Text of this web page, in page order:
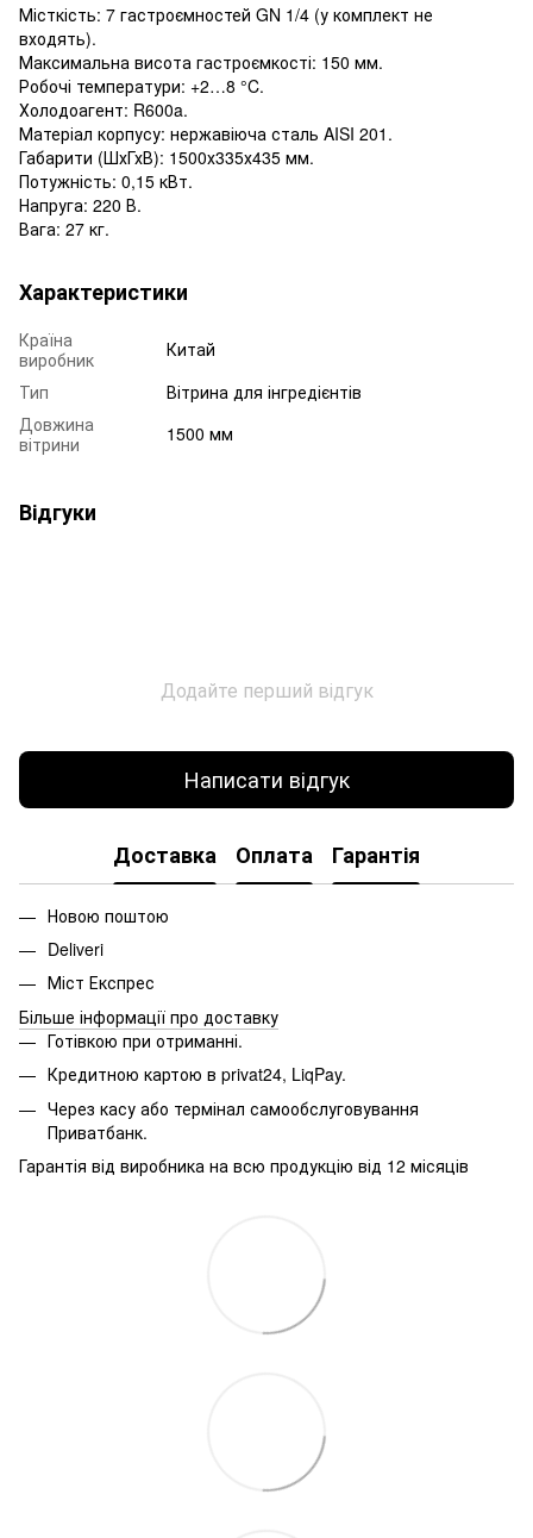
Місткість: 7 гастроємностей GN 1/4 (у комплект не
входять).
Максимальна висота гастроємкості: 150 мм.
Робочі температури: +2…8 °C.
Холодоагент: R600a.
Матеріал корпусу: нержавіюча сталь AISI 201.
Габарити (ШхГхВ): 1500х335х435 мм.
Потужність: 0,15 кВт.
Напруга: 220 В.
Вага: 27 кг.
Характеристики
Країна
виробник
Китай
Тип
Вітрина для інгредієнтів
Довжина
вітрини
1500 мм
Відгуки
Додайте перший відгук
Написати відгук
Доставка Оплата Гарантія
Новою поштою
Deliveri
Міст Експрес
Більше інформації про доставку
Готівкою при отриманні.
Кредитною картою в privat24, LiqPay.
Через касу або термінал самообслуговування
Приватбанк.
Гарантія від виробника на всю продукцію від 12 місяців